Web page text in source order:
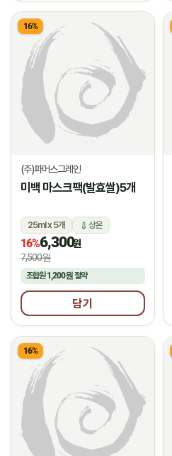
16%
(주)파머스그레인
미백 마스크팩(발효쌀)5개
25ml x 5개 상온
16%6,300원
7,500원
조합원1,200원 절약
담기
16%